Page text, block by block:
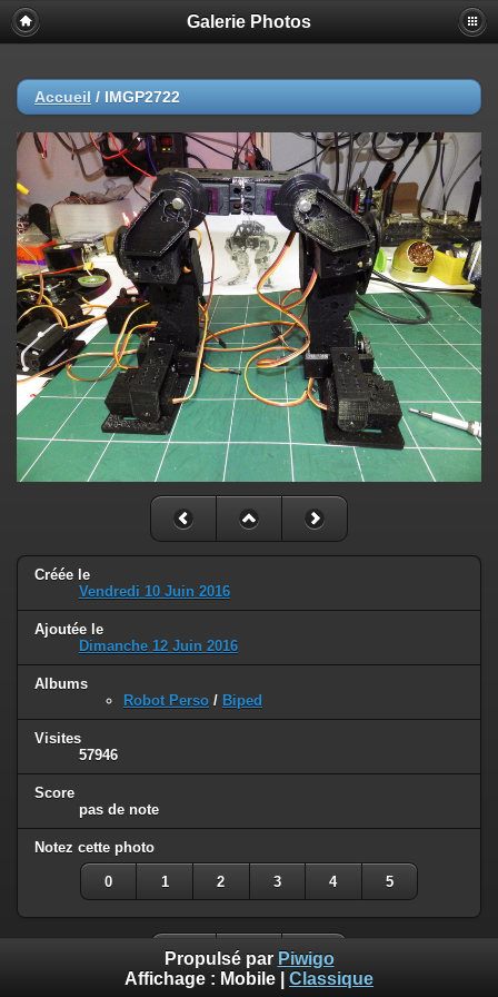
Galerie Photos
Accueil / IMGP2722
Créée le
Vendredi 10 Juin 2016
Ajoutée le
Dimanche 12 Juin 2016
Albums
Robot Perso / Biped
Visites
57946
Score
pas de note
Notez cette photo
0 1 2 3 4 5
Propulsé par Piwigo
Affichage : Mobile Classique